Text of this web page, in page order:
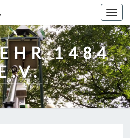
1484